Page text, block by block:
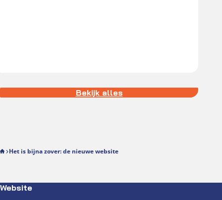
Bekijk alles
Het is bijna zover: de nieuwe website
Website